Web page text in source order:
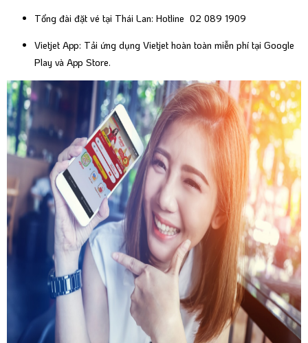
Tổng đài đặt vé tại Thái Lan: Hotline 02 089 1909
Vietjet App: Tải ứng dụng Vietjet hoàn toàn miễn phí tại Google
Play và App Store.